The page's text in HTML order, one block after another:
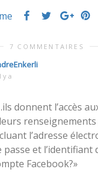
7 COMMENTAIRES
y a
donnent l’accès
l’adresse
passe et l’identifiant
Facebook?»